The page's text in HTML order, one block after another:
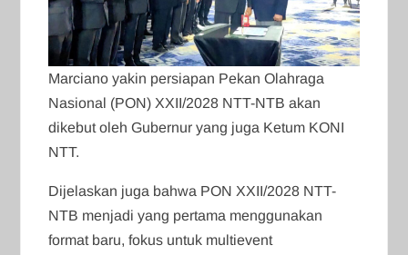
Marciano yakin persiapan Pekan Olahraga
Nasional (PON) XXII/2028 NTT-NTB akan
dikebut oleh Gubernur yang juga Ketum KONI
NTT.
Dijelaskan juga bahwa PON XXII/2028 NTT-
NTB menjadi yang pertama menggunakan
format baru, fokus untuk multievent